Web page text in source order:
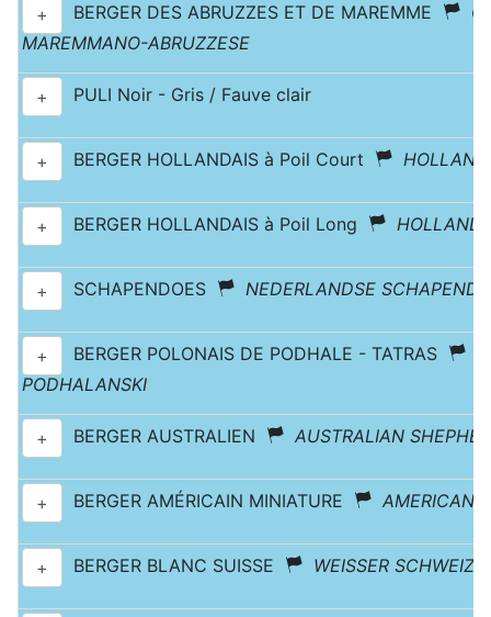
+ BERGER DES ABRUZZES ET DE MAREMME
MAREMMANO-ABRUZZESE
+ PULI Noir - Gris / Fauve clair
+ BERGER HOLLANDAIS à Poil Court
+ BERGER HOLLANDAIS à Poil Long
+ SCHAPENDOES NEDERLANDSE
+ BERGER POLONAIS DE PODHALE - TATRAS
PODHALANSKI
+ BERGER AUSTRALIEN AUSTRALIAN
+ BERGER AMÉRICAIN MINIATURE AMERICAN
+ BERGER BLANC SUISSE WEISSER